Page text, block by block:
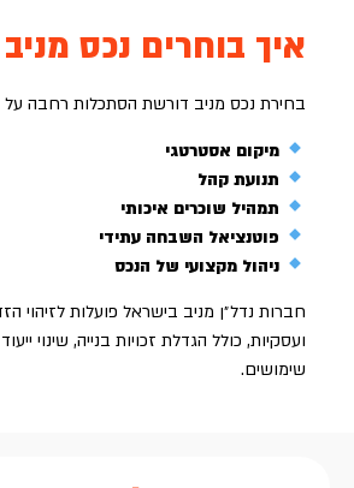
איך בוחרים נכס מניב
בחירת נכס מניב דורשת הסתכלות רחבה
מיקום אסטרטגי
תנועת קהל
תמהיל שוכרים איכותי
פוטנציאל השבחה עתידי
ניהול מקצועי של הנכס
חברות נדל״ן מניב בישראל פועלות לזיהוי
ועסקיות, כולל הגדלת זכויות בנייה, שינוי
שימושים.